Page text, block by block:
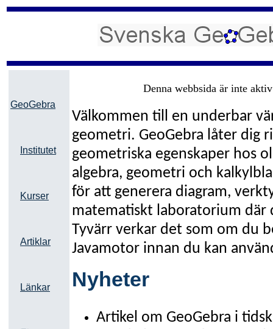
GeoGebra
Institutet
Kurser
Artiklar
Länkar
Denna webbsida är inte
Välkommen till en underbar
geometri. GeoGebra låter dig
geometriska egenskaper hos
algebra, geometri och
för att generera diagram,
matematiskt laboratorium där
Tyvärr verkar det som om du
Javamotor innan du kan
Nyheter
Artikel om GeoGebra i